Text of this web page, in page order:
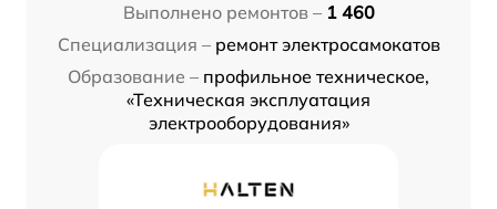
Выполнено ремонтов – 1 460
Специализация – ремонт электросамокатов
Образование – профильное техническое,
«Техническая эксплуатация
электрооборудования»